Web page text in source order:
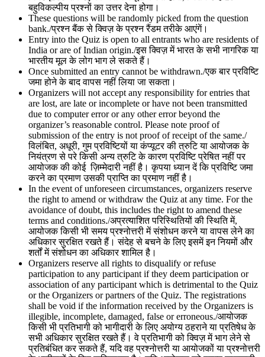
बहुविकल्पीय प्रश्नों का उत्तर देना होगा।
These questions will be randomly picked from the question
bank./प्रश्न बैंक से क्विज़ के प्रश्न रैंडम तरीके आएंगें।
Entry into the Quiz is open to all entrants who are residents of
India or are of Indian origin./इस क्विज़ में भारत के सभी नागरिक या
भारतीय मूल के लोग भाग ले सकते हैं।
Once submitted an entry cannot be withdrawn./एक बार प्रविष्टि
जमा होने के बाद वापस नहीं लिया जा सकता।
Organizers will not accept any responsibility for entries that
are lost, are late or incomplete or have not been transmitted
due to computer error or any other error beyond the
organizer’s reasonable control. Please note proof of
submission of the entry is not proof of receipt of the same./
विलंबित, अधूरी, गुम प्रविष्टियों या कंप्यूटर की त्रुटि या आयोजक के
नियंत्रण से परे किसी अन्य त्रुटि के कारण प्रविष्टि प्रेषित नहीं पर
आयोजक की कोई ज़िम्मेदारी नहीं है। कृपया ध्यान दें कि प्रविष्टि जमा
करने का प्रमाण उसकी प्राप्ति का प्रमाण नहीं है।
In the event of unforeseen circumstances, organizers reserve
the right to amend or withdraw the Quiz at any time. For the
avoidance of doubt, this includes the right to amend these
terms and conditions./अप्रत्याशित परिस्थितियों की स्थिति में,
आयोजक किसी भी समय प्रश्नोत्तरी में संशोधन करने या वापस लेने का
अधिकार सुरक्षित रखते हैं। संदेह से बचने के लिए इसमें इन नियमों और
शर्तों में संशोधन का अधिकार शामिल है।
Organizers reserve all rights to disqualify or refuse
participation to any participant if they deem participation or
association of any participant which is detrimental to the Quiz
or the Organizers or partners of the Quiz. The registrations
shall be void if the information received by the Organizers is
illegible, incomplete, damaged, false or erroneous./आयोजक
किसी भी प्रतिभागी को भागीदारी के लिए अयोग्य ठहराने या प्रतिषेध के
सभी अधिकार सुरक्षित रखते हैं। वे प्रतिभागी को क्विज़ में भाग लेने से
प्रतिबंधित कर सकते हैं, यदि वह प्रश्नोत्तरी या आयोजकों या प्रश्नोत्तरी